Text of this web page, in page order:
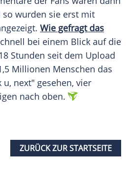
wurden sie erst mit
Wie gefragt das
bei einem Blick auf die
Stunden seit dem Upload
Millionen Menschen das
next" gesehen, vier
nach oben.
ZURÜCK ZUR STARTSEITE